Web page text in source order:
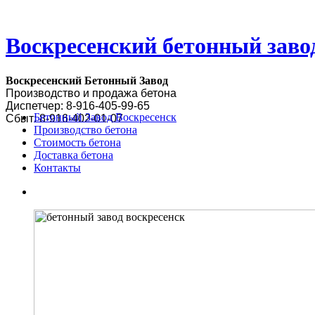
Воскресенский бетонный
Воскресенский Бетонный Завод
Производство и продажа бетона
Диспетчер: 8-916-405-99-65
Сбыт: 8-916-402-01-07
Бетонный Завод Воскресенск
Производство бетона
Cтоимость бетона
Доставка бетона
Контакты